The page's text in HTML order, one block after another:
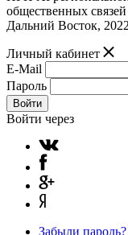
общественных
Дальний Восток,
Личный кабинет
E-Mail
Пароль
Войти
Войти через
Забыли пароль?